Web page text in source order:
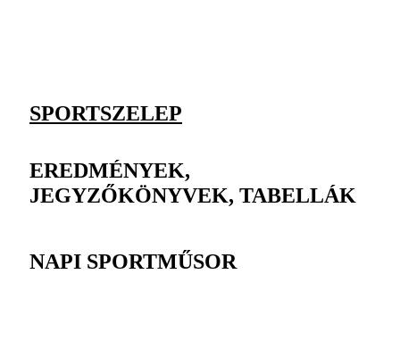
SPORTSZELEP
EREDMÉNYEK,
JEGYZŐKÖNYVEK, TABELLÁK
NAPI SPORTMŰSOR